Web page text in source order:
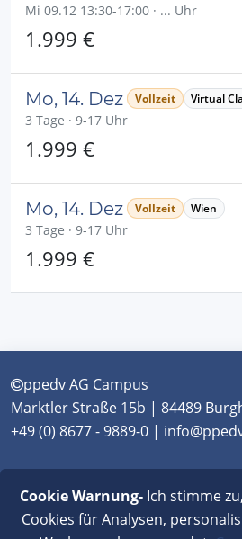
Mi 09.12 13:30-17:00 · ... Uhr
1.999 €
Mo, 14. Dez Vollzeit Virtual
3 Tage · 9-17 Uhr
1.999 €
Mo, 14. Dez Vollzeit Wien
3 Tage · 9-17 Uhr
1.999 €
ppedv AG Campus
Marktler Straße 15b | 84489
+49 (0) 8677 - 9889-0 |
Classroom
Cookie Warnung-Ich stimme
Cookies für Analysen,